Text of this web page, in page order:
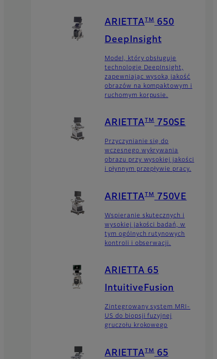
ARIETTA TM 650
DeepInsight
Model, który obsługuje
technologię DeepInsight,
zapewniając wysoką jakość
obrazów na kompaktowym i
ruchomym korpusie.
ARIETTA TM 750SE
Przyczynianie się do
wczesnego wykrywania
obrazu przy wysokiej jakości
i płynnym przepływie pracy.
ARIETTA TM 750VE
Wspieranie skutecznych i
wysokiej jakości badań, w
tym ogólnych rutynowych
kontroli i obserwacji.
ARIETTA 65
IntuitiveFusion
Zintegrowany system MRI-
US do biopsji fuzyjnej
gruczołu krokowego
ARIETTA TM 65